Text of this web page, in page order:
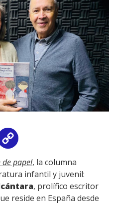
Link
de papel, la columna
infantil y juvenil:
, prolífico escritor
reside en España desde